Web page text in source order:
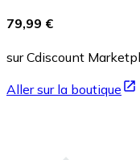
79,99 €
sur Cdiscount
Aller sur la boutique